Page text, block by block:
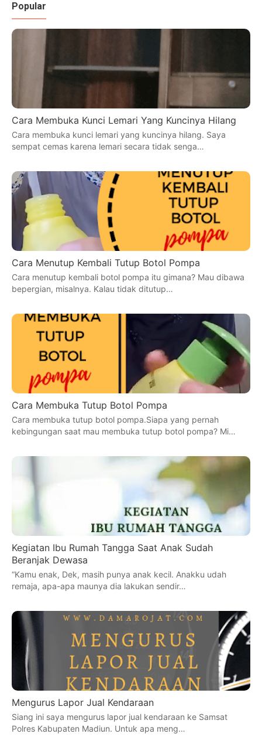
Popular
Cara Membuka Kunci Lemari Yang Kuncinya Hilang
Cara membuka kunci lemari yang kuncinya hilang. Saya
sempat cemas karena lemari secara tidak senga…
Cara Menutup Kembali Tutup Botol Pompa
Cara menutup kembali botol pompa itu gimana? Mau dibawa
bepergian, misalnya. Kalau tidak ditutup…
Cara Membuka Tutup Botol Pompa
Cara membuka tutup botol pompa.Siapa yang pernah
kebingungan saat mau membuka tutup botol pompa? Mi…
Kegiatan Ibu Rumah Tangga Saat Anak Sudah
Beranjak Dewasa
“Kamu enak, Dek, masih punya anak kecil. Anakku udah
remaja, apa-apa maunya dia lakukan sendir…
Mengurus Lapor Jual Kendaraan
Siang ini saya mengurus lapor jual kendaraan ke Samsat
Polres Kabupaten Madiun. Untuk apa meng…